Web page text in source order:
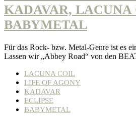
KADAVAR, LACUNA
BABYMETAL
Für das Rock- bzw. Metal-Genre ist es
Lassen wir „Abbey Road“ von den
LACUNA COIL
LIFE OF AGONY
KADAVAR
ECLIPSE
BABYMETAL